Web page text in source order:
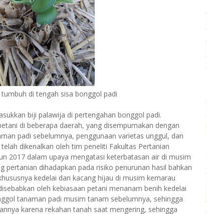
di tengah sisa bonggol padi
biji palawija di pertengahan bonggol padi.
di beberapa daerah, yang disempurnakan dengan
padi sebelumnya, penggunaan varietas unggul, dan
dikenalkan oleh tim peneliti Fakultas Pertanian
2017 dalam upaya mengatasi keterbatasan air di musim
pertanian dihadapkan pada risiko penurunan hasil bahkan
kedelai dan kacang hijau di musim kemarau
oleh kebiasaan petani menanam benih kedelai
tanaman padi musim tanam sebelumnya, sehingga
karena rekahan tanah saat mengering, sehingga